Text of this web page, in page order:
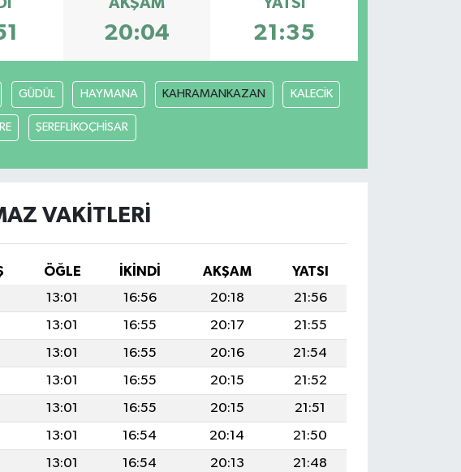
AKŞAM
20:04
YATSI
21:35
GÜDÜL HAYMANA KAHRAMANKAZAN KALECİK
ŞEREFLİKOÇHİSAR
VAKITLERI
ÖĞLE İKINDI AKŞAM
YATSI
13:01 16:56 20:18
21:56
13:01 16:55 20:17
21:55
13:01 16:55 20:16
21:54
13:01 16:55 20:15
21:52
13:01 16:55 20:15
21:51
13:01 16:54 20:14
21:50
13:01 16:54 20:13
21:48